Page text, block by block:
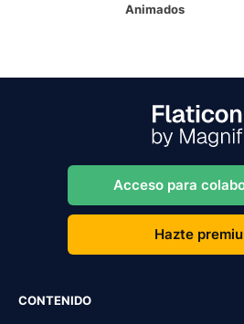
Animados
Acceso para
Hazte
CONTENIDO